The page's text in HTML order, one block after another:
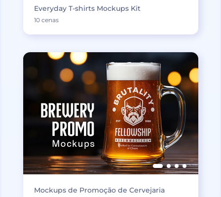
Everyday T-shirts Mockups Kit
10 cenas
Mockups de Promoção de Cervejaria